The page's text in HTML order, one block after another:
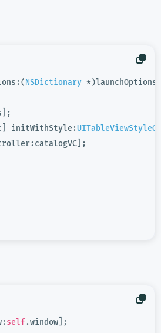
NSDictionary
initWithStyle:
self